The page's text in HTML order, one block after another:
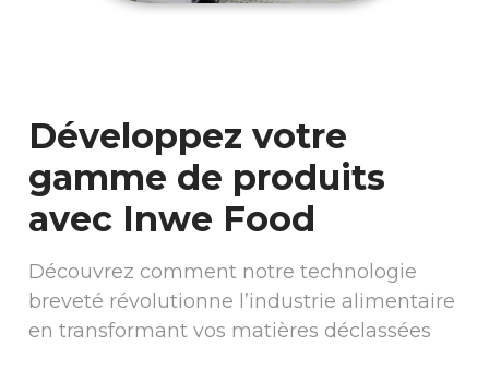
Développez votre
gamme de produits
avec Inwe Food
Découvrez comment notre technologie
breveté révolutionne l’industrie alimentaire
en transformant vos matières déclassées